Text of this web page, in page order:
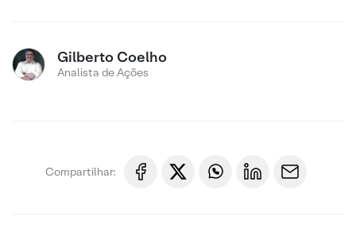
Gilberto Coelho
Analista de Ações
Compartilhar: